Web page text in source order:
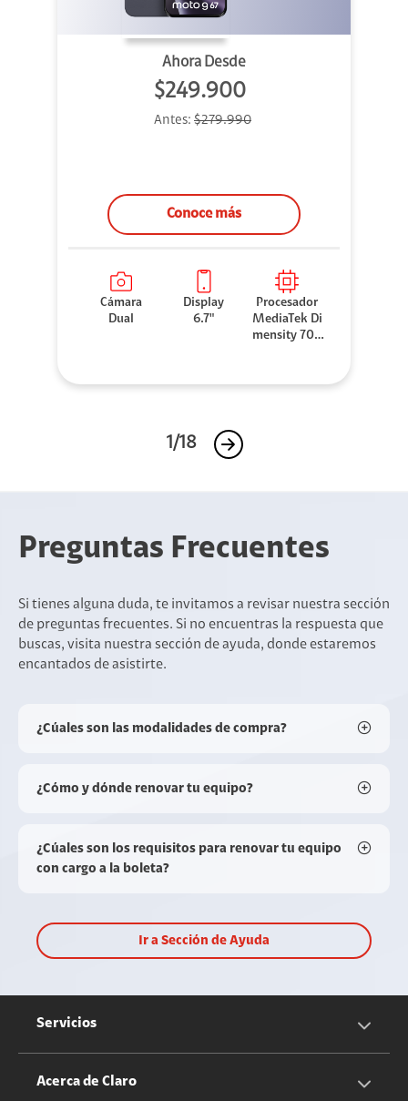
Ahora Desde
$249.900
Antes: $279.990
Conoce más
Cámara
Dual
Display
6.7"
Procesador
MediaTek Di
mensity 706
1/18
Preguntas Frecuentes
Si tienes alguna duda, te invitamos a revisar nuestra sección
de preguntas frecuentes. Si no encuentras la respuesta que
buscas, visita nuestra sección de ayuda, donde estaremos
encantados de asistirte.
¿Cúales son las modalidades de compra?
¿Cómo y dónde renovar tu equipo?
¿Cúales son los requisitos para renovar tu equipo
con cargo a la boleta?
Ir a Sección de Ayuda
Servicios
Servicios Móviles
Acerca de Claro